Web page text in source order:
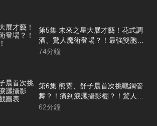
第5集 未來之星大展才藝！花式調
酒、驚人魔術登場？！最強雙胞胎
來踢館！
74分鐘
第6集 熊霓、舒子晨首次挑戰鋼管
舞？！痛到淚灑攝影棚？！驚人特
技馬戲團表演？！
62分鐘